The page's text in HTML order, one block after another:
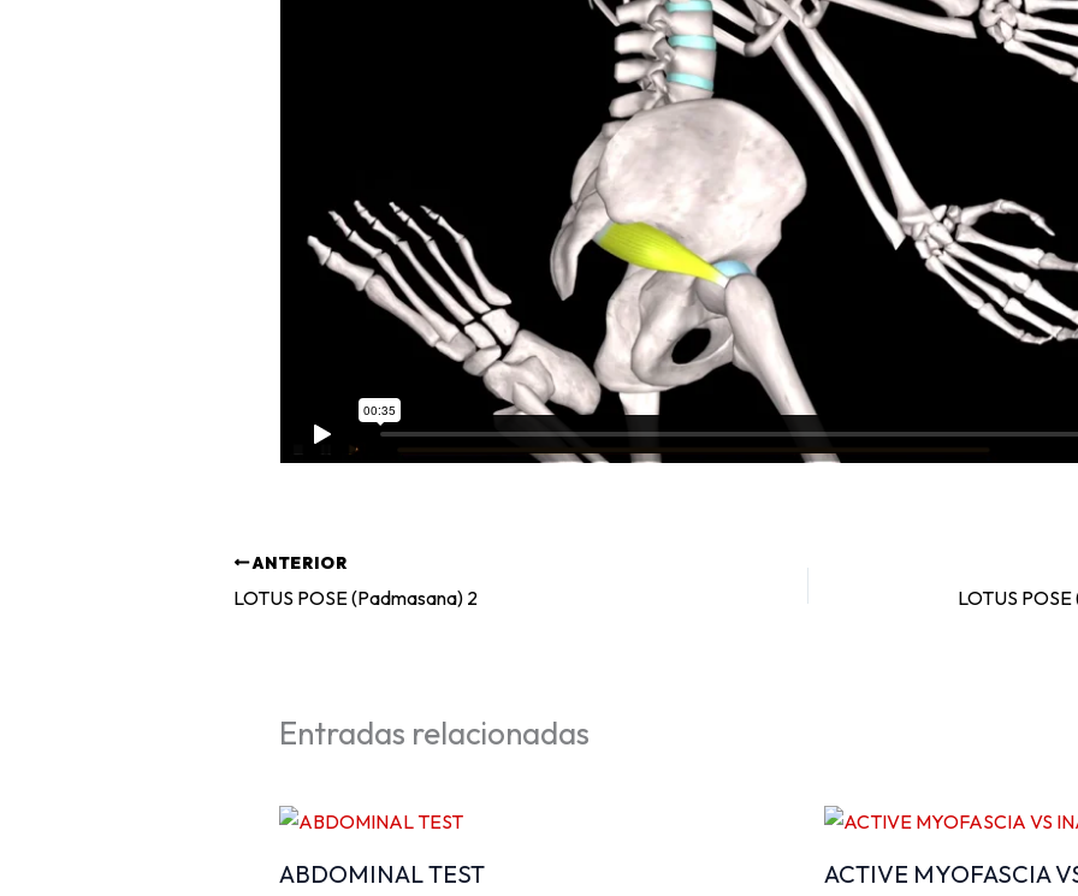
ANTERIOR
LOTUS POSE (Padmasana) 2 LOTUS
Entradas relacionadas
ABDOMINAL TEST
ACTIVE MYOFASCIA